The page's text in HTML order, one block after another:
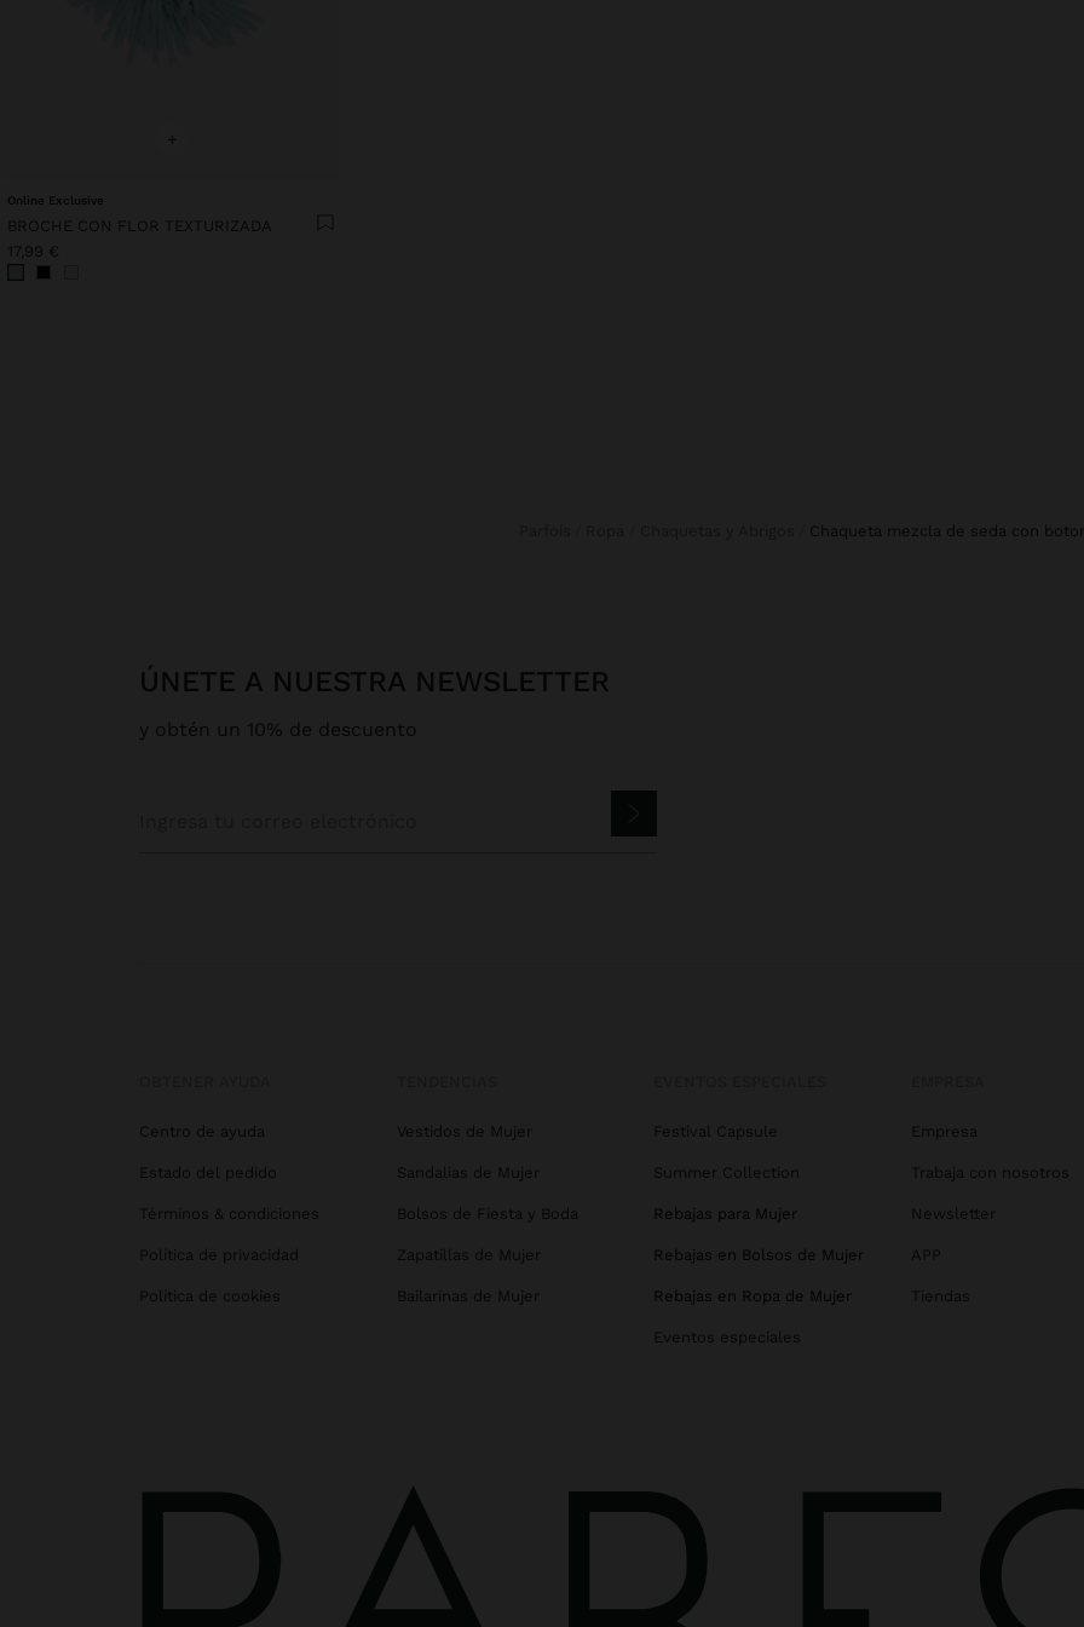
+
Online Exclusive
BROCHE CON FLOR TEXTURIZADA
17,99 €
chaqueta mezcla de seda con
ÚNETE A NUESTRA NEWSLETTER
y obtén un 10% de descuento
Centro de ayuda
Estado del pedido
Términos & condiciones
Política de privacidad
Política de cookies
Vestidos de Mujer
Sandalias de Mujer
Bolsos de Fiesta y Boda
Zapatillas de Mujer
Bailarinas de Mujer
Festival Capsule
Summer Collection
Rebajas para Mujer
Rebajas en Bolsos de Mujer
Rebajas en Ropa de Mujer
Eventos especiales
Empresa
Trabaja con nosotros
Newsletter
APP
Tiendas